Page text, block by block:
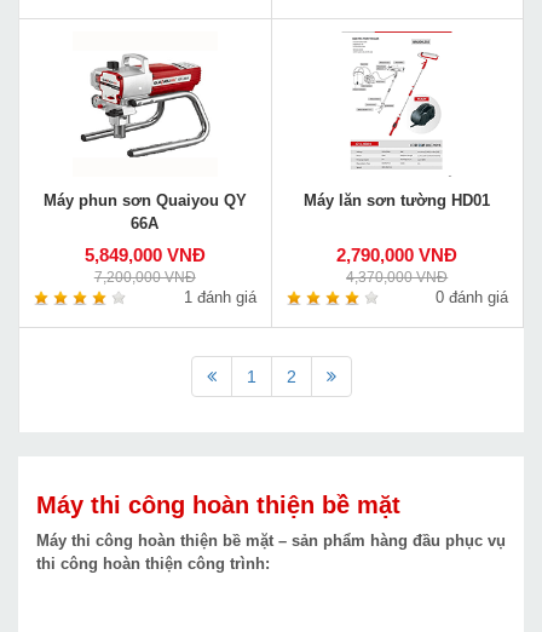
Máy phun sơn Quaiyou QY
66A
5,849,000 VNĐ
7,200,000 VNĐ
1 đánh giá
Máy lăn sơn tường HD01
2,790,000 VNĐ
4,370,000 VNĐ
0 đánh giá
1 2
Máy thi công hoàn thiện bề mặt
Máy thi công hoàn thiện bề mặt – sản phẩm hàng đầu phục vụ
thi công hoàn thiện công trình: